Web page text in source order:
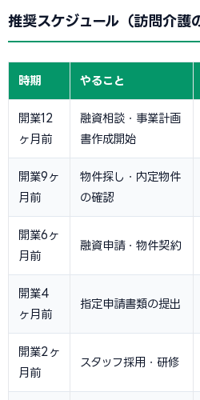
推奨スケジュール（訪問介護
時期 やること
開業12
ヶ月前
融資相談・事業計画
書作成開始
開業9ヶ
月前
物件探し・内定物件
の確認
開業6ヶ
月前
融資申請・物件契約
開業4
ヶ月前
指定申請書類の提出
開業2ヶ
月前
スタッフ採用・研修